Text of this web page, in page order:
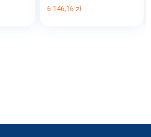
6 146,16 zł